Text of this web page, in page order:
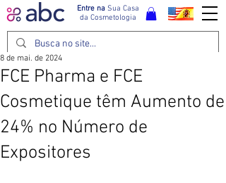
Entre naSua Casa
da Cosmetologia
FCE Pharma e FCE
Cosmetique têm Aumento de
24% no Número de
Expositores
8 de mai. de 2024